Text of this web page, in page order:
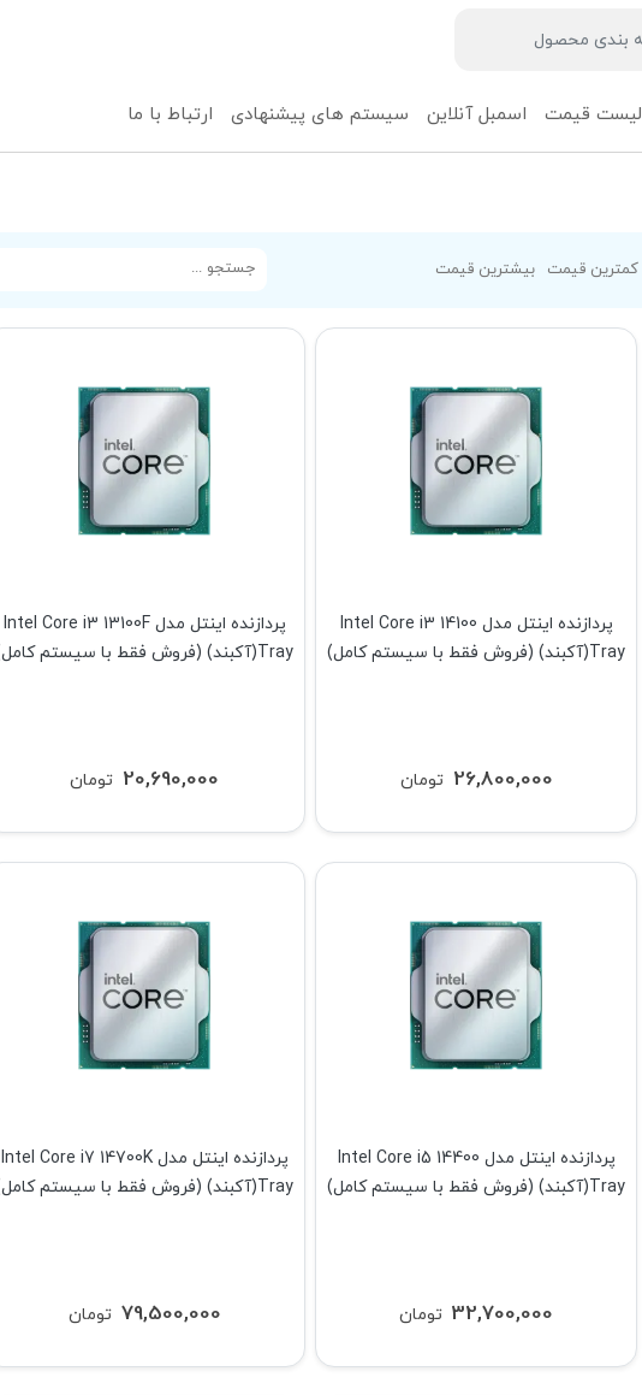
لیست قیمت اسمبل آنلاین سیستم های پیشنهادی ارتباط با ما
کمترین قیمت بیشترین قیمت
پردازنده اینتل مدل Intel Core i3 14100
Tray(آکبند) (فروش فقط با سیستم کامل)
تومان 26,800,000
پردازنده اینتل مدل Intel Core i3 13100F
Tray(آکبند) (فروش فقط با سیستم کامل)
تومان 20,690,000
پردازنده اینتل مدل Intel Core i5 14400
Tray(آکبند) (فروش فقط با سیستم کامل)
تومان 32,700,000
پردازنده اینتل مدل Intel Core i7 14700K
Tray(آکبند) (فروش فقط با سیستم کامل)
تومان 79,500,000